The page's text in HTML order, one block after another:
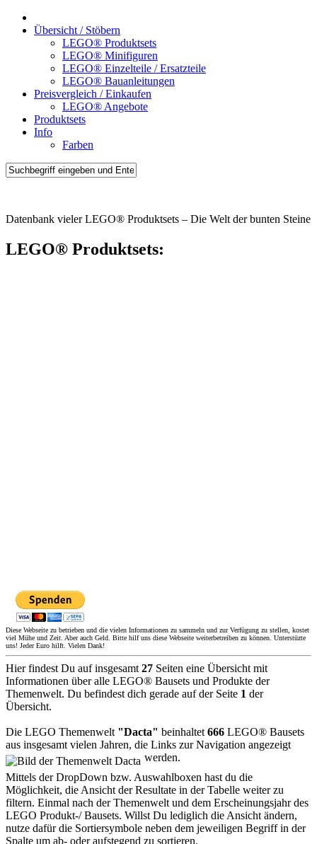
Übersicht / Stöbern
LEGO® Produktsets
LEGO® Minifiguren
LEGO® Einzelteile / Ersatzteile
LEGO® Bauanleitungen
Preisvergleich / Einkaufen
LEGO® Angebote
Produktsets
Info
Farben
Datenbank vieler LEGO® Produktsets – Die Welt der bunten Steine
LEGO® Produktsets:
Diese Webseite zu betrieben und die vielen Informationen zu sammeln und zur Verfügung zu stellen, kostet
viel Mühe und Zeit. Aber auch Geld. Bitte hilf uns diese Webseite weiterbetreiben zu können. Unterstüzte
uns! Jeder Euro hilft. Vielen Dank!
Hier findest Du auf insgesamt 27 Seiten eine Übersicht mit
Informationen über alle LEGO® Bausets und Produkte der
Themenwelt. Du befindest dich gerade auf der Seite 1 der
Übersicht.
Die LEGO Themenwelt "Dacta" beinhaltet 666 LEGO® Bausets
aus insgesamt vielen Jahren, die Links zur Navigation angezeigt
werden.
Mittels der DropDown bzw. Auswahlboxen hast du die
Möglichkeit, die Ansicht der Resultate in der Tabelle weiter zu
filtern. Einmal nach der Themenwelt und dem Erscheinungsjahr des
LEGO Produkt-/ Bausets. Willst Du lediglich die Ansicht ändern,
nutze dafür die Sortiersymbole neben dem jeweiligen Begriff in der
Spalte um ab- oder aufstegend zu sortieren.